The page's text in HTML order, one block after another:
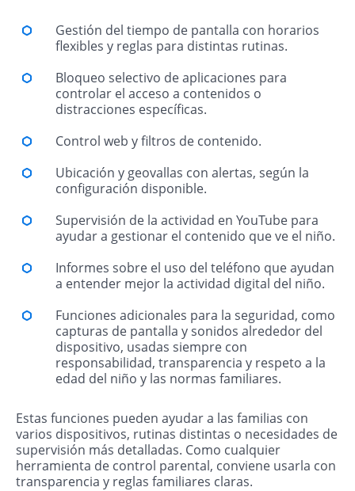
Gestión del tiempo de pantalla con horarios
flexibles y reglas para distintas rutinas.
Bloqueo selectivo de aplicaciones para
controlar el acceso a contenidos o
distracciones específicas.
Control web y filtros de contenido.
Ubicación y geovallas con alertas, según la
configuración disponible.
Supervisión de la actividad en YouTube para
ayudar a gestionar el contenido que ve el niño.
Informes sobre el uso del teléfono que ayudan
a entender mejor la actividad digital del niño.
Funciones adicionales para la seguridad, como
capturas de pantalla y sonidos alrededor del
dispositivo, usadas siempre con
responsabilidad, transparencia y respeto a la
edad del niño y las normas familiares.
Estas funciones pueden ayudar a las familias con
varios dispositivos, rutinas distintas o necesidades de
supervisión más detalladas. Como cualquier
herramienta de control parental, conviene usarla con
transparencia y reglas familiares claras.